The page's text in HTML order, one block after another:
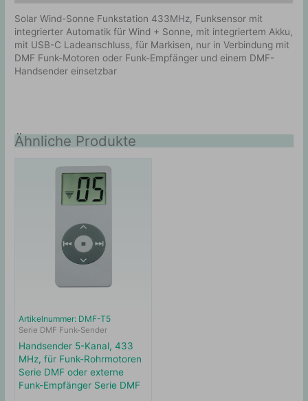
Solar Wind-Sonne Funkstation 433MHz, Funksensor mit
integrierter Automatik für Wind + Sonne, mit integriertem Akku,
mit USB-C Ladeanschluss, für Markisen, nur in Verbindung mit
DMF Funk-Motoren oder Funk-Empfänger und einem DMF-
Handsender einsetzbar
Ähnliche Produkte
Artikelnummer: DMF-T5
Serie DMF Funk-Sender
Handsender 5-Kanal, 433
MHz, für Funk-Rohrmotoren
Serie DMF oder externe
Funk-Empfänger Serie DMF